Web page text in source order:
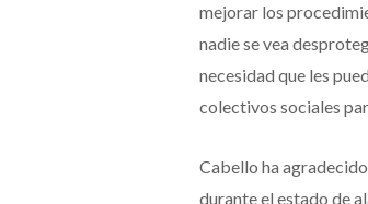
mejorar los
nadie se vea
necesidad que les
colectivos sociales
Cabello ha
durante el estado de